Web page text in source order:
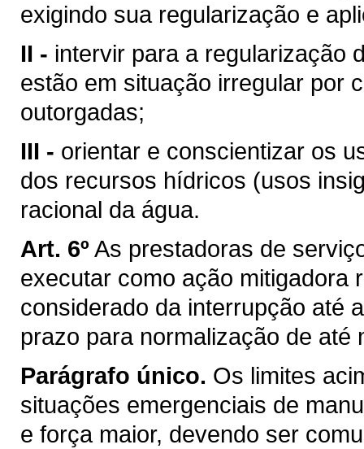
exigindo sua regularização e
II - intervir para a regularização
estão em situação irregular por
outorgadas;
III - orientar e conscientizar os
dos recursos hídricos (usos
racional da água.
Art. 6º As prestadoras de
executar como ação mitigadora
considerado da interrupção até
prazo para normalização de
Parágrafo único. Os limites
situações emergenciais de
e força maior, devendo ser